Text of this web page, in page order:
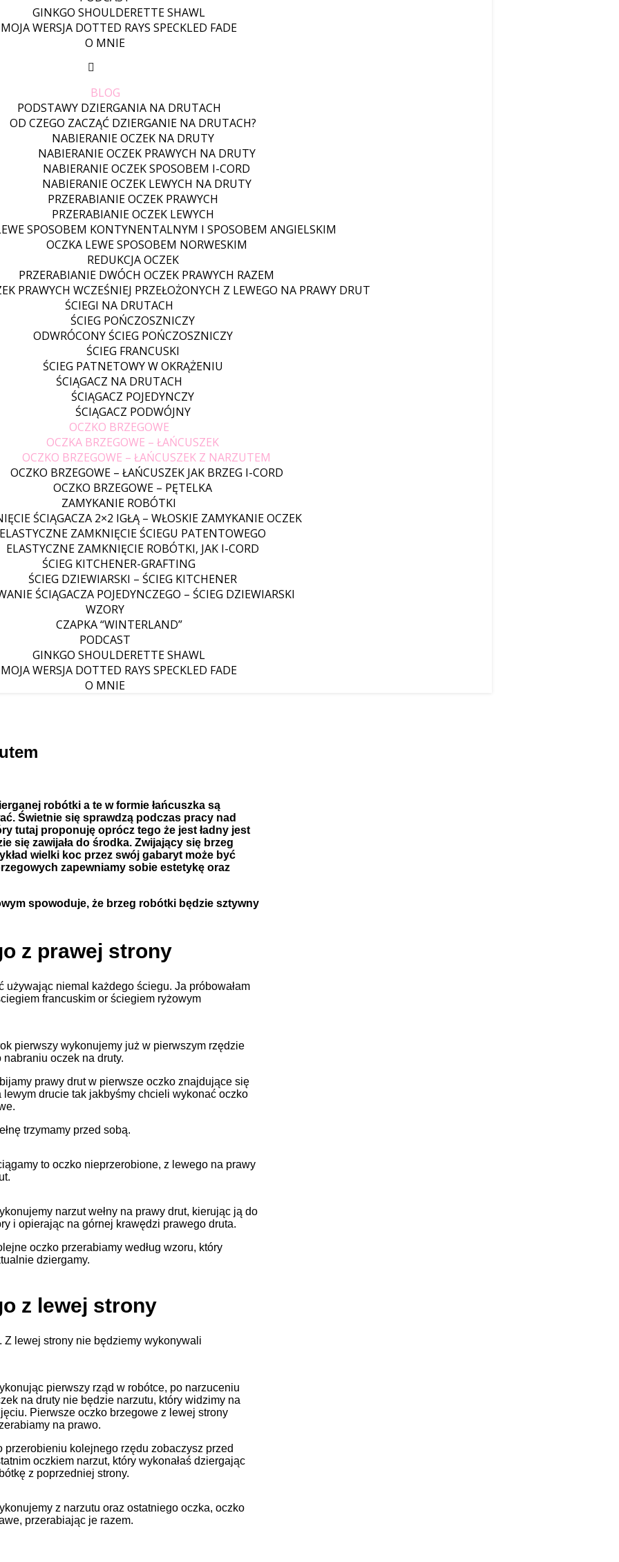
GINKGO SHOULDERETTE SHAWL
MOJA WERSJA DOTTED RAYS SPECKLED FADE
O MNIE
BLOG
PODSTAWY DZIERGANIA NA DRUTACH
OD CZEGO ZACZĄĆ DZIERGANIE NA DRUTACH?
NABIERANIE OCZEK NA DRUTY
NABIERANIE OCZEK PRAWYCH NA DRUTY
NABIERANIE OCZEK SPOSOBEM I-CORD
NABIERANIE OCZEK LEWYCH NA DRUTY
PRZERABIANIE OCZEK PRAWYCH
PRZERABIANIE OCZEK LEWYCH
SPOSOBEM KONTYNENTALNYM I SPOSOBEM ANGIELSKIM
OCZKA LEWE SPOSOBEM NORWESKIM
REDUKCJA OCZEK
PRZERABIANIE DWÓCH OCZEK PRAWYCH RAZEM
PRAWYCH WCZEŚNIEJ PRZEŁOŻONYCH Z LEWEGO NA PRAWY DRUT
ŚCIEGI NA DRUTACH
ŚCIEG POŃCZOSZNICZY
ODWRÓCONY ŚCIEG POŃCZOSZNICZY
ŚCIEG FRANCUSKI
ŚCIEG PATNETOWY W OKRĄŻENIU
ŚCIĄGACZ NA DRUTACH
ŚCIĄGACZ POJEDYNCZY
ŚCIĄGACZ PODWÓJNY
OCZKO BRZEGOWE
OCZKA BRZEGOWE – ŁAŃCUSZEK
OCZKO BRZEGOWE – ŁAŃCUSZEK Z NARZUTEM
OCZKO BRZEGOWE – ŁAŃCUSZEK JAK BRZEG I-CORD
OCZKO BRZEGOWE – PĘTELKA
ZAMYKANIE ROBÓTKI
ŚCIĄGACZA 2×2 IGŁĄ – WŁOSKIE ZAMYKANIE OCZEK
ELASTYCZNE ZAMKNIĘCIE ŚCIEGU PATENTOWEGO
ELASTYCZNE ZAMKNIĘCIE ROBÓTKI, JAK I-CORD
ŚCIEG KITCHENER-GRAFTING
ŚCIEG DZIEWIARSKI – ŚCIEG KITCHENER
ŚCIĄGACZA POJEDYNCZEGO – ŚCIEG DZIEWIARSKI
WZORY
CZAPKA “WINTERLAND”
PODCAST
GINKGO SHOULDERETTE SHAWL
MOJA WERSJA DOTTED RAYS SPECKLED FADE
O MNIE
robótki a te w formie łańcuszka są
Świetnie się sprawdzą podczas pracy nad
tutaj proponuję oprócz tego że jest ładny jest
się zawijała do środka. Zwijający się brzeg
wielki koc przez swój gabaryt może być
zapewniamy sobie estetykę oraz
spowoduje, że brzeg robótki będzie sztywny
z prawej strony
używając niemal każdego ściegu. Ja próbowałam
francuskim or ściegiem ryżowym
pierwszy wykonujemy już w pierwszym rzędzie
nabraniu oczek na druty.
prawy drut w pierwsze oczko znajdujące się
lewym drucie tak jakbyśmy chcieli wykonać oczko
trzymamy przed sobą.
to oczko nieprzerobione, z lewego na prawy
narzut wełny na prawy drut, kierując ją do
i opierając na górnej krawędzi prawego druta.
oczko przerabiamy według wzoru, który
dziergamy.
z lewej strony
lewej strony nie będziemy wykonywali
pierwszy rząd w robótce, po narzuceniu
na druty nie będzie narzutu, który widzimy na
Pierwsze oczko brzegowe z lewej strony
na prawo.
przerobieniu kolejnego rzędu zobaczysz przed
oczkiem narzut, który wykonałaś dziergając
z poprzedniej strony.
z narzutu oraz ostatniego oczka, oczko
przerabiając je razem.